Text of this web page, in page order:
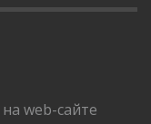
web-сайте